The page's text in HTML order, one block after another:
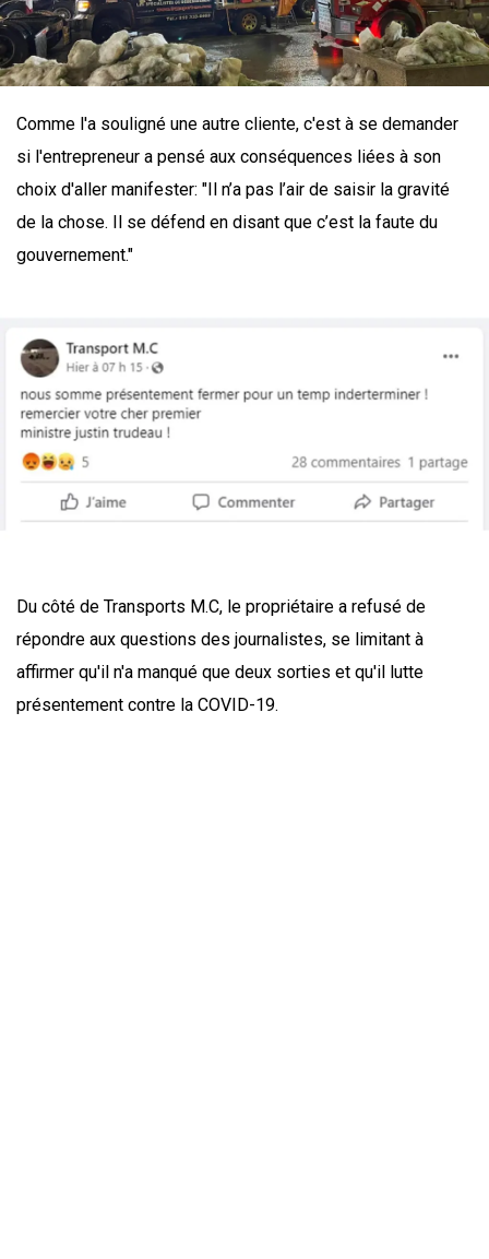
Comme l'a souligné une autre cliente, c'est à se demander
si l'entrepreneur a pensé aux conséquences liées à son
choix d'aller manifester: "Il n’a pas l’air de saisir la gravité
de la chose. Il se défend en disant que c’est la faute du
gouvernement."
Du côté de Transports M.C, le propriétaire a refusé de
répondre aux questions des journalistes, se limitant à
affirmer qu'il n'a manqué que deux sorties et qu'il lutte
présentement contre la COVID-19.